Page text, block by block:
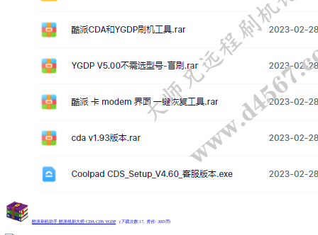
酷派刷机助手 酷派线刷大师 CDA CDS YGDP (下载次数:17, 售价: 30D币)